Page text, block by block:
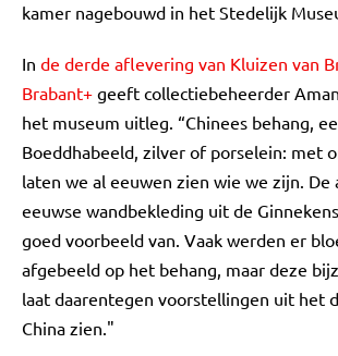
kamer nagebouwd in het Stedelijk
In de derde aflevering van Kluizen van
Brabant+ geeft collectiebeheerder
het museum uitleg. “Chinees behang,
Boeddhabeeld, zilver of porselein: met
laten we al eeuwen zien wie we zijn. De
eeuwse wandbekleding uit de
goed voorbeeld van. Vaak werden er
afgebeeld op het behang, maar deze
laat daarentegen voorstellingen uit het
China zien."